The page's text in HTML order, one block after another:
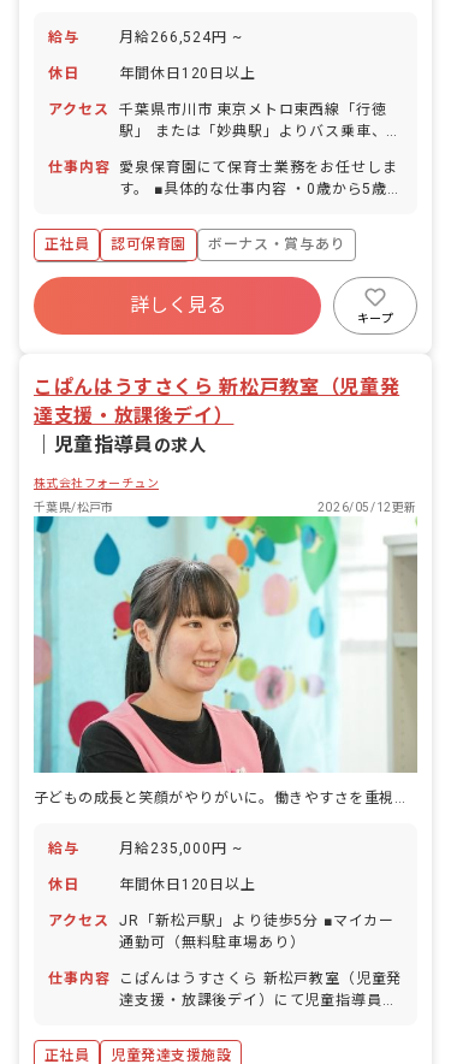
給与 月給266,524円 ~
休日 年間休日120日以上
アクセス
千葉県市川市 東京メトロ東西線「行徳
駅」 または「妙典駅」よりバス乗車、
ー通勤可（規定に応じた駐車場代支給あ
り） ■バイク・自転車通勤可（駐輪場あ
仕事内容
愛泉保育園にて保育士業務をお任せしま
す。 ■具体的な仕事内容 ・0歳から5歳児
案や月案の作成 ・保護者対応など ※入
職1年目は1人担任はありません。愛泉保
育園で経験ある職員とペアで行い、不安
にならないようにしています。 ※ピアノ
スキル不要。ピアノではなくわらべ歌を
活用しているため、ピアノのスキルが無
正社員 認可保育園
ボーナス・賞与あり
年間休日120日以上
寮・住宅・家賃補助あり
社会保険完備
残業少なめ
詳しく見る
キープ
こぱんはうすさくら 新松戸教室（児童発
達支援・放課後デイ）
児童指導員 の求人
株式会社フォーチュン
千葉県/松戸市
2026/05/12更新
給与 月給235,000円 ~
休日 年間休日120日以上
アクセス
JR「新松戸駅」より徒歩5分 ■マイカー
通勤可（無料駐車場あり）
仕事内容
こぱんはうすさくら 新松戸教室（児童発
達支援・放課後デイ）にて児童指導員の
容 ・集団活動の直接支援業務 ・書類作
正社員 児童発達支援施設